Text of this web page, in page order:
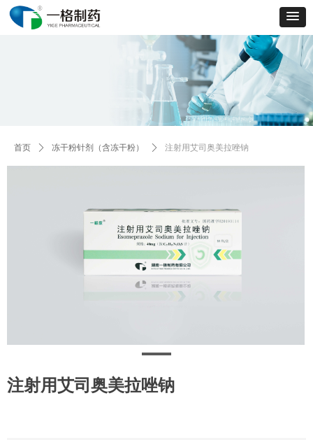
注射用艾司奥美拉唑钠
ControlType:productSlideBind Error:未将对象引用设置到对象的实例。
首页 ꄲ 冻干粉针剂（含冻干粉） ꄲ 注射用艾司奥美拉唑钠